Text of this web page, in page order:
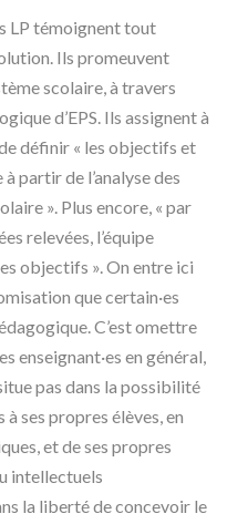
LP témoignent tout
Ils promeuvent
scolaire, à travers
d’EPS. Ils assignent à
définir « les objectifs et
partir de l’analyse des
». Plus encore, « par
relevées, l’équipe
objectifs ». On entre ici
que certain·es
C’est omettre
enseignant·es en général,
pas dans la possibilité
ses propres élèves, en
et de ses propres
intellectuels
la liberté de concevoir le